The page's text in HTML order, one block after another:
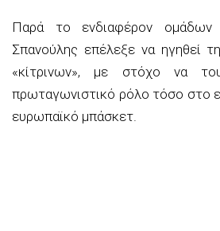
Παρά το ενδιαφέρον ομάδων
Σπανούλης επέλεξε να ηγηθεί
«κίτρινων», με στόχο να
πρωταγωνιστικό ρόλο τόσο στο
ευρωπαϊκό μπάσκετ.